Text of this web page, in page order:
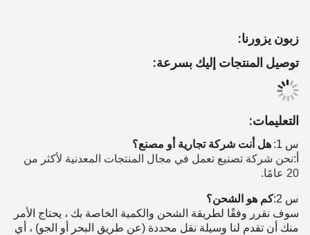
زبون يزورنا:
توصيل المنتجات إليك بسرعة:
التعليمات:
س 1:
هل أنت شركة تجارية أو مصنع؟
أ:نحن شركة تصنيع تعمل في مجال المنتجات المعدنية لأكثر من
20 عامًا.
س 2:
كم هو الشحن؟
سوف نقرر وفقًا لطريقة الشحن والكمية الخاصة بك ، يحتاج الأمر
منك أن تقدم لنا وسيلة نقل محددة (عن طريق البحر أو الجو) ، أي